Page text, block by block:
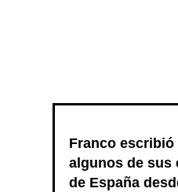
Franco
algunos de sus
de España